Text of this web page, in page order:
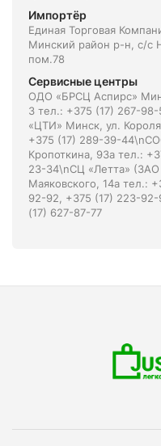
Импортёр
Единая Торговая
Минский район р-н, с/с
пом.78
Сервисные центры
ОДО «БРСЦ Аспирс»
3 тел.: +375 (17) 267-
«ЦТИ» Минск, ул.
+375 (17) 289-39-
Кропоткина, 93а тел.:
23-34\nСЦ «Летта» (ЗАО
Маяковского, 14а тел.:
92-92, +375 (17) 223-
(17) 627-87-77